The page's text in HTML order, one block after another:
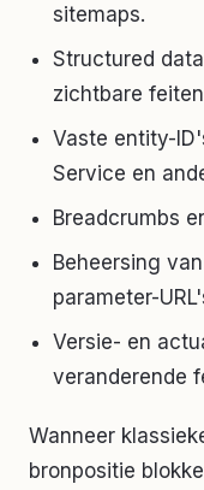
sitemaps.
Structured
zichtbare
Vaste entity-
Service en
Breadcrumbs
Beheersing
parameter-
Versie- en
veranderende
Wanneer
bronpositie